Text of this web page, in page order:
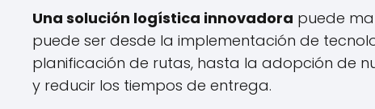
Una solución logística innovadora puede
puede ser desde la implementación de
planificación de rutas, hasta la adopción de
y reducir los tiempos de entrega.